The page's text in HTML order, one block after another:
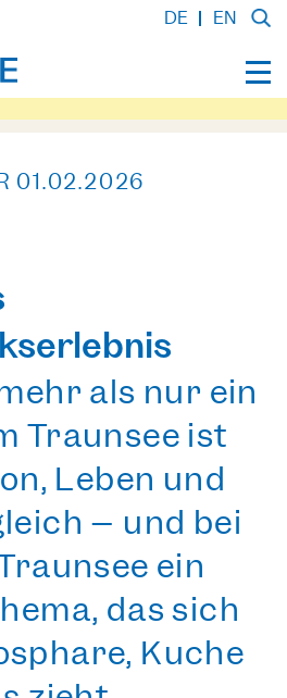
DE EN
01.02.2026
als nur ein
Traunsee ist
Leben und
– und bei
ein
das sich
Küche